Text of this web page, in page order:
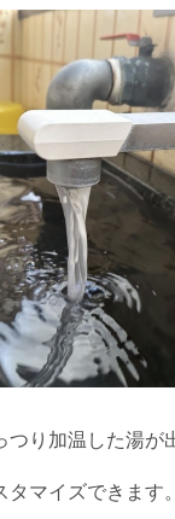
り加温した湯が
マイズできます。